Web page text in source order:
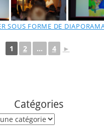
SOUS FORME DE
1 2 ... 4 ►
Catégories